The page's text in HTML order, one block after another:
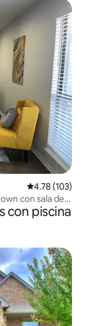
Calificación
4.78 (103)
con sala de
con piscina